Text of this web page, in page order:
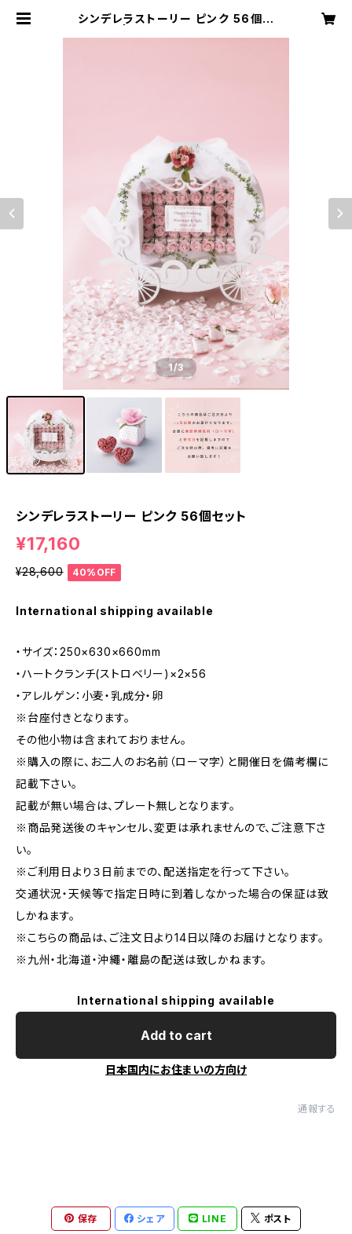
シンデレラストーリー ピンク 56個セ
1/3
シンデレラストーリー ピンク 56個セット
¥17,160
¥28,600 40%OFF
International shipping available
・サイズ：250×630×660mm
・ハートクランチ(ストロベリー)×2×56
・アレルゲン：小麦・乳成分・卵
※台座付きとなります。
その他小物は含まれておりません。
※購入の際に、お二人のお名前（ローマ字）と開催日を備考欄に
記載下さい。
記載が無い場合は、プレート無しとなります。
※商品発送後のキャンセル、変更は承れませんので、ご注意下さ
い。
※ご利用日より３日前までの、配送指定を行って下さい。
交通状況・天候等で指定日時に到着しなかった場合の保証は致
しかねます。
※こちらの商品は、ご注文日より14日以降のお届けとなります。
※九州・北海道・沖繩・離島の配送は致しかねます。
International shipping available
Add to cart
日本国内にお住まいの方向け
通報する
保存 シェア LINE ポスト